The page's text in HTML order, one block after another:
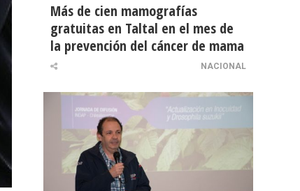
Más de cien mamografías
gratuitas en Taltal en el mes de
la prevención del cáncer de mama
NACIONAL